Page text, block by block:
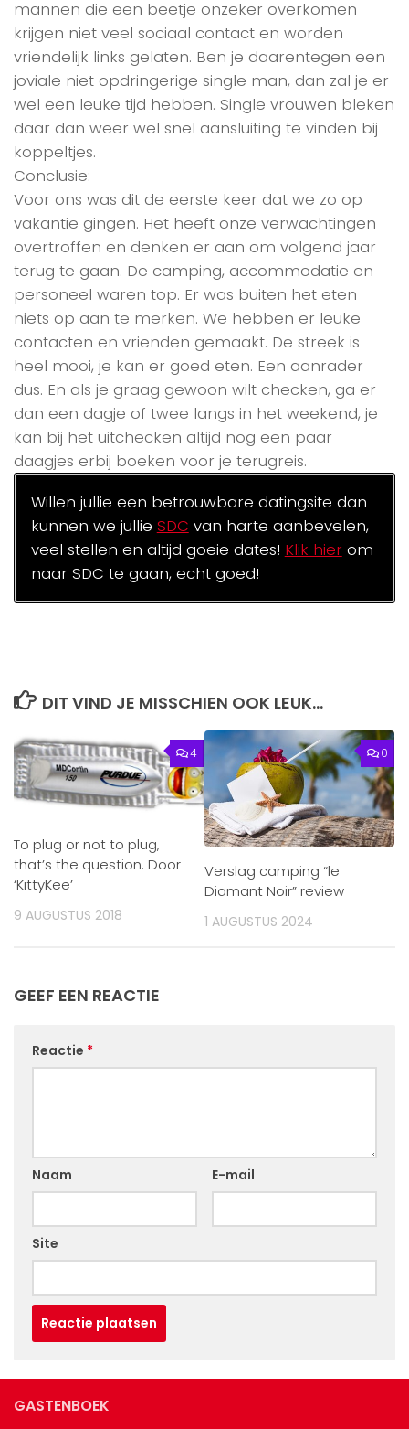
mannen die een beetje onzeker overkomen
krijgen niet veel sociaal contact en worden
vriendelijk links gelaten. Ben je daarentegen een
joviale niet opdringerige single man, dan zal je er
wel een leuke tijd hebben. Single vrouwen bleken
daar dan weer wel snel aansluiting te vinden bij
koppeltjes.
Conclusie:
Voor ons was dit de eerste keer dat we zo op
vakantie gingen. Het heeft onze verwachtingen
overtroffen en denken er aan om volgend jaar
terug te gaan. De camping, accommodatie en
personeel waren top. Er was buiten het eten
niets op aan te merken. We hebben er leuke
contacten en vrienden gemaakt. De streek is
heel mooi, je kan er goed eten. Een aanrader
dus. En als je graag gewoon wilt checken, ga er
dan een dagje of twee langs in het weekend, je
kan bij het uitchecken altijd nog een paar
daagjes erbij boeken voor je terugreis.
Willen jullie een betrouwbare datingsite dan
kunnen we jullie SDC van harte aanbevelen,
veel stellen en altijd goeie dates! Klik hierom
naar SDC te gaan, echt goed!
DIT VIND JE MISSCHIEN OOK LEUK...
4
To plug or not to plug,
that’s the question. Door
‘KittyKee’
9 AUGUSTUS 2018
0
Verslag camping “le
Diamant Noir” review
1 AUGUSTUS 2024
GEEF EEN REACTIE
Reactie *
Naam E-mail
Site
GASTENBOEK